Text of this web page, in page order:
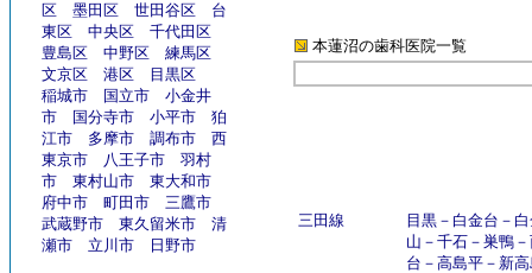
区
墨田区 世田谷区
台
東区
中央区
千代田区
豊島区
中野区
練馬区
文京区
港区
目黒区
稲城市
国立市 小金井
市
国分寺市 小平市
狛
江市
多摩市 調布市
西
東京市
八王子市
羽村
市
東村山市
東大和市
府中市
町田市
三鷹市
武蔵野市
東久留米市
清
瀬市
立川市 日野市
本蓮沼の歯科医院一覧
三田線 目黒－ 白金台 －
山 － 千石－ 巣鴨－
台 － 高島平－ 新